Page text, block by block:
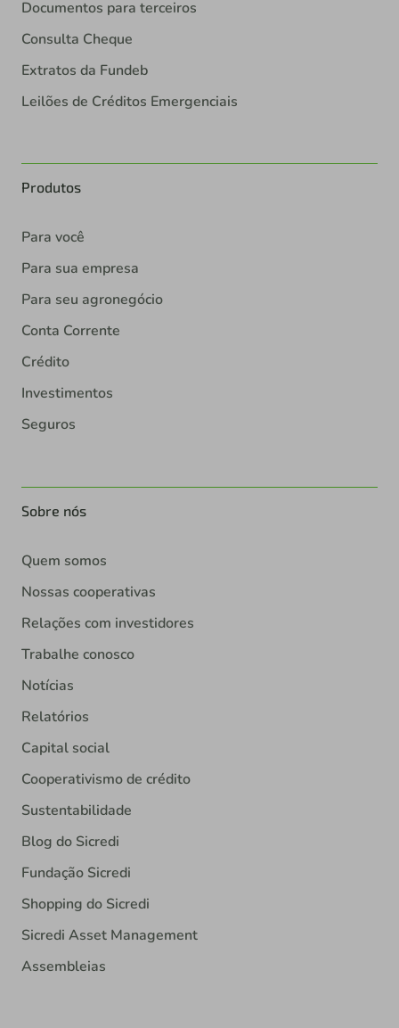
Documentos para terceiros
Consulta Cheque
Extratos da Fundeb
Leilões de Créditos Emergenciais
Produtos
Para você
Para sua empresa
Para seu agronegócio
Conta Corrente
Crédito
Investimentos
Seguros
Sobre nós
Quem somos
Nossas cooperativas
Relações com investidores
Trabalhe conosco
Notícias
Relatórios
Capital social
Cooperativismo de crédito
Sustentabilidade
Blog do Sicredi
Fundação Sicredi
Shopping do Sicredi
Sicredi Asset Management
Assembleias